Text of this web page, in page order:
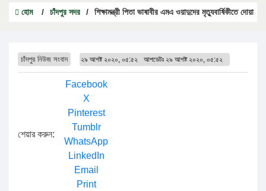
হোম / চাঁদপুর সদর / শিক্ষামন্ত্রী পিতা ভাষাবীর এমএ ওয়াদুদের মৃত্যুবার্ষিকীতে দোয়া
চাঁদপুর নিউজ সংবাদ ২৯ আগষ্ট ২০২০, ০৫:৫২ আপডেটঃ ২৯ আগষ্ট ২০২০, ০৫:৫২
শেয়ার করুন:
Facebook
X
Pinterest
Tumblr
WhatsApp
LinkedIn
Email
Print